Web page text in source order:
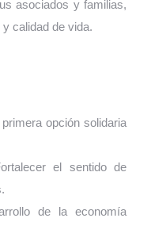
asociados y familias,
calidad de vida.
opción solidaria
el sentido de
de la economía